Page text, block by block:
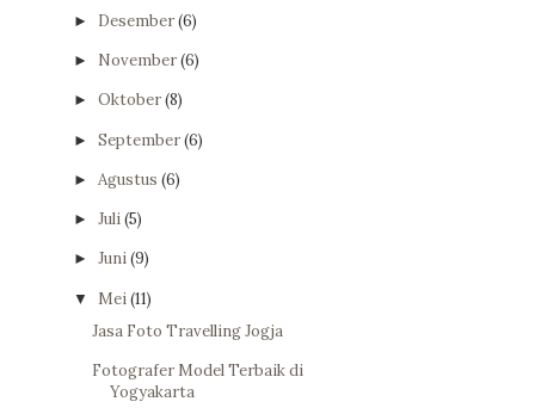
► Desember(6)
► November(6)
► Oktober(8)
► September(6)
► Agustus (6)
► Juli(5)
► Juni(9)
▼ Mei(11)
Jasa Foto Travelling Jogja
Fotografer Model Terbaik di
Yogyakarta